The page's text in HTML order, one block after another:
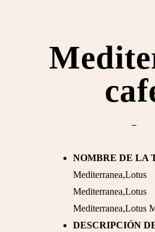
NOMBRE DE LA
Mediterranea,Lotus
Mediterranea,Lotus
Mediterranea,Lotus
DESCRIPCIÓN